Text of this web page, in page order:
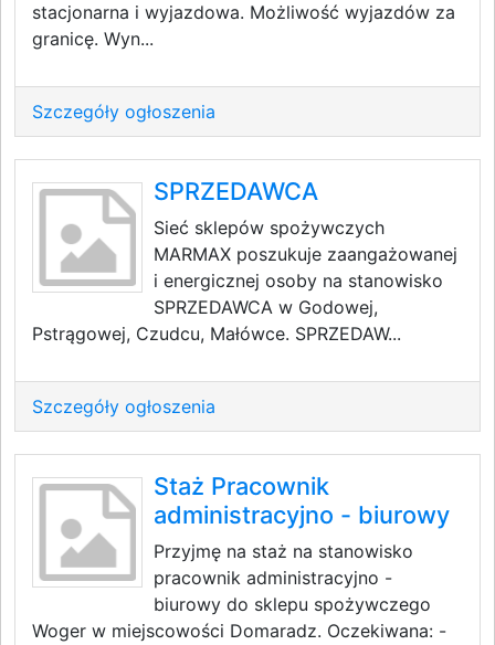
stacjonarna i wyjazdowa. Możliwość wyjazdów za
granicę. Wyn...
Szczegóły ogłoszenia
SPRZEDAWCA
Sieć sklepów spożywczych
MARMAX poszukuje zaangażowanej
i energicznej osoby na stanowisko
SPRZEDAWCA w Godowej,
Pstrągowej, Czudcu, Małówce. SPRZEDAW...
Szczegóły ogłoszenia
Staż Pracownik
administracyjno - biurowy
Przyjmę na staż na stanowisko
pracownik administracyjno -
biurowy do sklepu spożywczego
Woger w miejscowości Domaradz. Oczekiwana: -